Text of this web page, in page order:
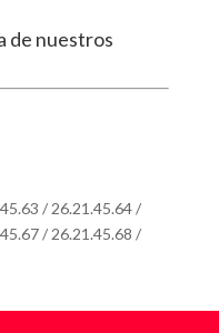
de nuestros
/ 26.21.45.64/
/ 26.21.45.68 /